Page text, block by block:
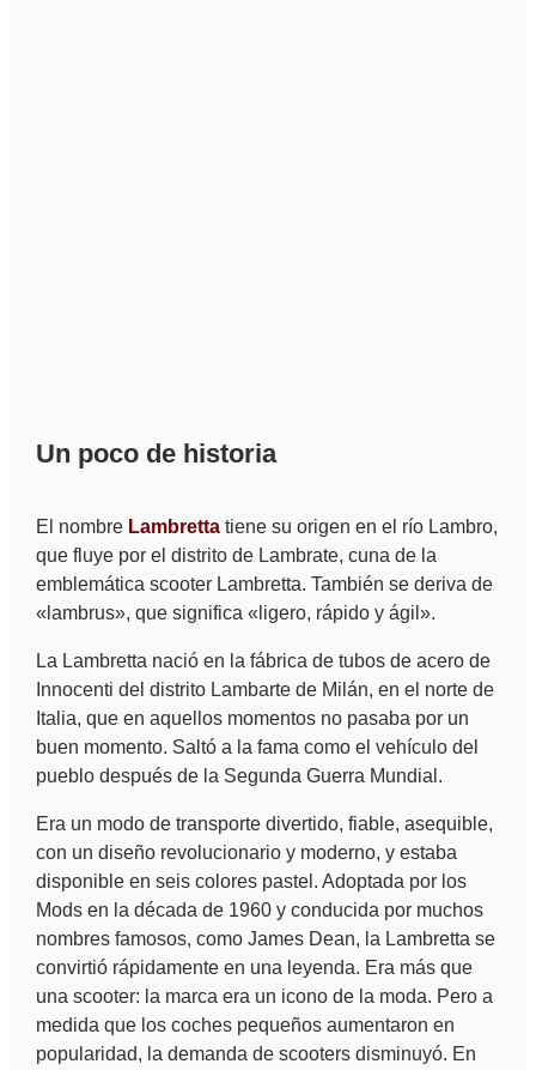
Un poco de historia
El nombre Lambrettatiene su origen en el río Lambro,
que fluye por el distrito de Lambrate, cuna de la
emblemática scooter Lambretta. También se deriva de
«lambrus», que significa «ligero, rápido y ágil».
La Lambretta nació en la fábrica de tubos de acero de
Innocenti del distrito Lambarte de Milán, en el norte de
Italia, que en aquellos momentos no pasaba por un
buen momento. Saltó a la fama como el vehículo del
pueblo después de la Segunda Guerra Mundial.
Era un modo de transporte divertido, fiable, asequible,
con un diseño revolucionario y moderno, y estaba
disponible en seis colores pastel. Adoptada por los
Mods en la década de 1960 y conducida por muchos
nombres famosos, como James Dean, la Lambretta se
convirtió rápidamente en una leyenda. Era más que
una scooter: la marca era un icono de la moda. Pero a
medida que los coches pequeños aumentaron en
popularidad, la demanda de scooters disminuyó. En